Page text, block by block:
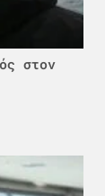
στον